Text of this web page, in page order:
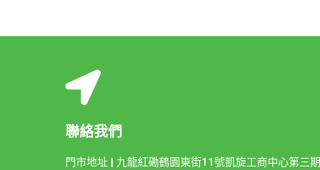
聯絡我們
門市地址 | 九龍紅磡鶴園東街11號凱旋工商中心第三期